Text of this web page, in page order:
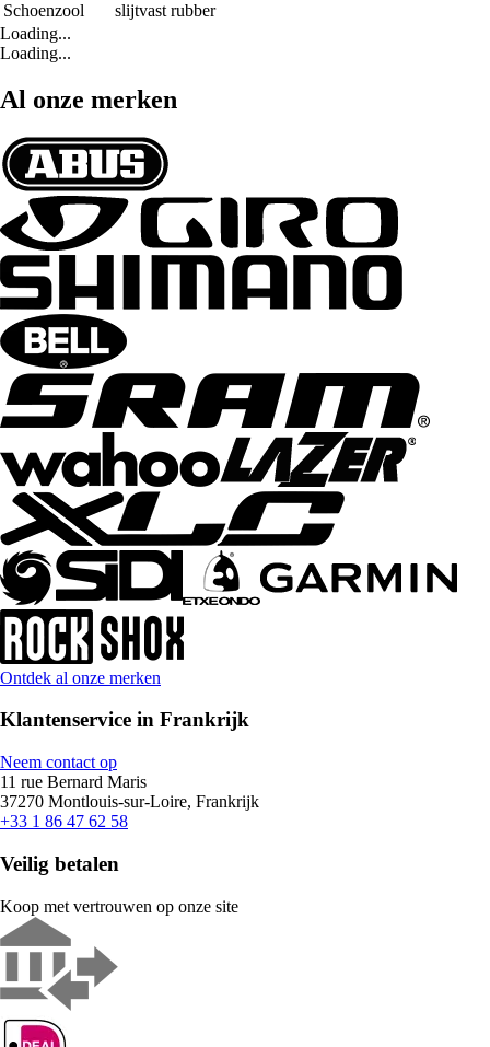
Schoenzool
slijtvast rubber
Loading...
Loading...
Al onze merken
Ontdek al onze merken
Klantenservice in Frankrijk
Neem contact op
11 rue Bernard Maris
37270 Montlouis-sur-Loire, Frankrijk
+33 1 86 47 62 58
Veilig betalen
Koop met vertrouwen op onze site